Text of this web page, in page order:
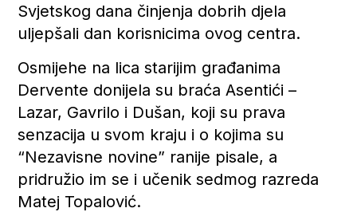
Svjetskog dana činjenja dobrih djela
uljepšali dan korisnicima ovog centra.
Osmijehe na lica starijim građanima
Dervente donijela su braća Asentići –
Lazar, Gavrilo i Dušan, koji su prava
senzacija u svom kraju i o kojima su
“Nezavisne novine” ranije pisale, a
pridružio im se i učenik sedmog razreda
Matej Topalović.